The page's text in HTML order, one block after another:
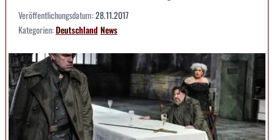
Veröffentlichungsdatum:28.11.2017
Kategorien:DeutschlandNews